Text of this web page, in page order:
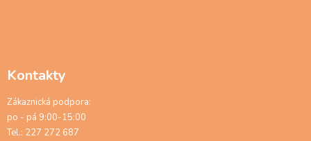
Kontakty
Zákaznická podpora:
po - pá 9:00-15:00
Tel.: 227 272 687